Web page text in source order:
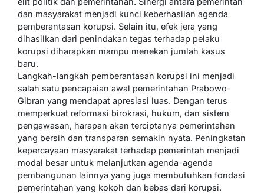
dan masyarakat menjadi kunci keberhasilan agenda
pemberantasan korupsi. Selain itu, efek jera yang
dihasilkan dari penindakan tegas terhadap pelaku
korupsi diharapkan mampu menekan jumlah kasus
baru.
Langkah-langkah pemberantasan korupsi ini menjadi
salah satu pencapaian awal pemerintahan Prabowo-
Gibran yang mendapat apresiasi luas. Dengan terus
memperkuat reformasi birokrasi, hukum, dan sistem
pengawasan, harapan akan terciptanya pemerintahan
yang bersih dan transparan semakin nyata. Peningkatan
kepercayaan masyarakat terhadap pemerintah menjadi
modal besar untuk melanjutkan agenda-agenda
pembangunan lainnya yang juga membutuhkan fondasi
pemerintahan yang kokoh dan bebas dari korupsi.